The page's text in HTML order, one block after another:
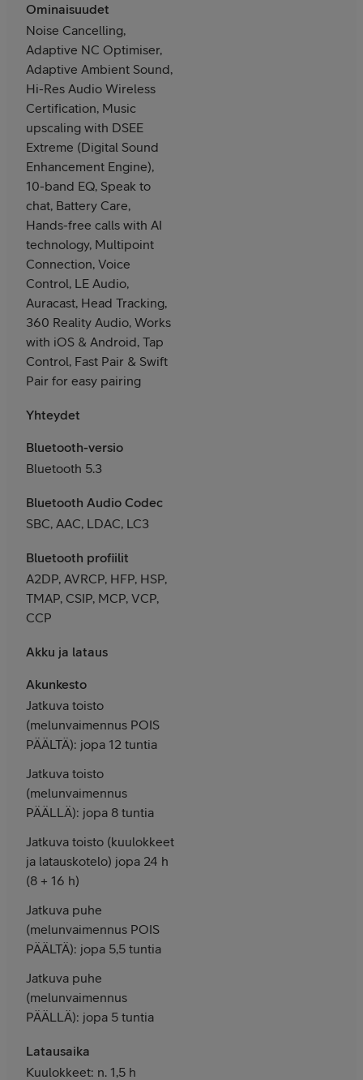
Ominaisuudet
Noise Cancelling,
Adaptive NC Optimiser,
Adaptive Ambient Sound,
Hi-Res Audio Wireless
Certification, Music
upscaling with DSEE
Extreme (Digital Sound
Enhancement Engine),
10-band EQ, Speak to
chat, Battery Care,
Hands-free calls with AI
technology, Multipoint
Connection, Voice
Control, LE Audio,
Auracast, Head Tracking,
360 Reality Audio, Works
with iOS & Android, Tap
Control, Fast Pair & Swift
Pair for easy pairing
Yhteydet
Bluetooth-versio
Bluetooth 5.3
Bluetooth Audio Codec
SBC, AAC, LDAC, LC3
Bluetooth profiilit
A2DP, AVRCP, HFP, HSP,
TMAP, CSIP, MCP, VCP,
CCP
Akku ja lataus
Akunkesto
Jatkuva toisto
(melunvaimennus POIS
PÄÄLTÄ): jopa 12 tuntia
Jatkuva toisto
(melunvaimennus
PÄÄLLÄ): jopa 8 tuntia
Jatkuva toisto (kuulokkeet
ja latauskotelo) jopa 24 h
(8 + 16 h)
Jatkuva puhe
(melunvaimennus POIS
PÄÄLTÄ): jopa 5,5 tuntia
Jatkuva puhe
(melunvaimennus
PÄÄLLÄ): jopa 5 tuntia
Latausaika
Kuulokkeet: n. 1,5 h